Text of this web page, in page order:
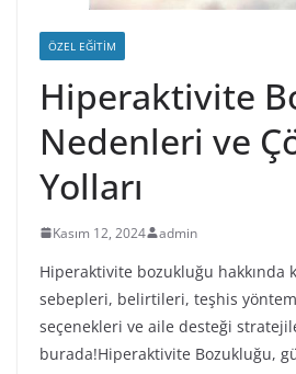
ÖZEL EĞITIM
Hiperaktivite
Nedenleri ve
Yolları
Kasım 12, 2024 admin
Hiperaktivite bozukluğu hakkında
sebepleri, belirtileri, teşhis
seçenekleri ve aile desteği
burada!Hiperaktivite Bozukluğu,